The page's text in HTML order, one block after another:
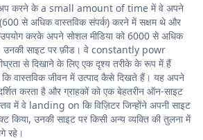
अप करने के a small amount of time में वे अपने
से अधिक वास्तविक संपर्क) करने में सक्षम थे और
करके अपने सोशल मीडिया को 6000 से अधिक
उनकी साइट पर फ़ीड। वे constantly powr
से दिखाने के लिए एक दृश्य तरीके के रूप में हैं
वास्तविक जीवन में उत्पाद कैसे दिखते हैं। यह अपने
करता है और ग्राहकों को एक बेहतरीन ऑन-साइट
में वे landing on कि विज़िटर जिन्होंने अपनी साइट
किया, उनकी साइट पर किसी अन्य व्यक्ति की तुलना में
रहे।